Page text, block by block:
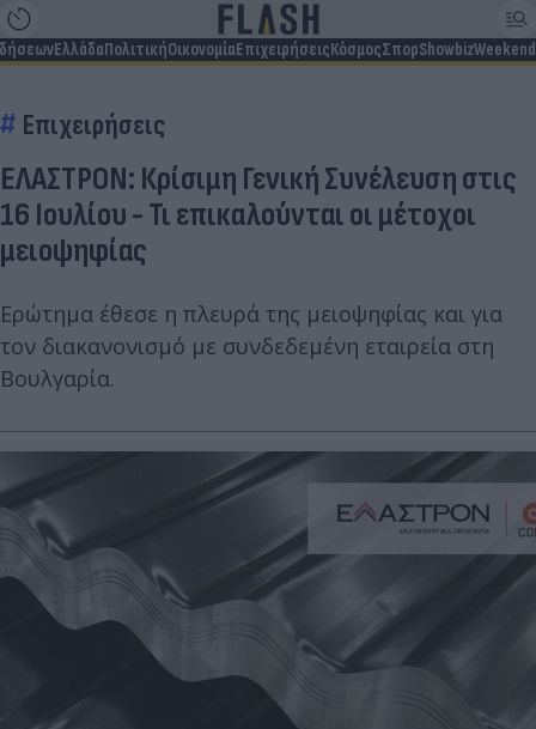
ΕλλάδαΠολιτικήΟικονομίαΕπιχειρήσειςΚόσμοςΣπορShowbizWeekend
Επιχειρήσεις
ΕΛΑΣΤΡΟΝ: Κρίσιμη Γενική Συνέλευση στις
16 Ιουλίου - Τι επικαλούνται οι μέτοχοι
μειοψηφίας
Ερώτημα έθεσε η πλευρά της μειοψηφίας και για
τον διακανονισμό με συνδεδεμένη εταιρεία στη
Βουλγαρία.